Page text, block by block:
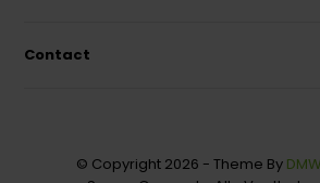
Contact
© Copyright 2026 - Theme By